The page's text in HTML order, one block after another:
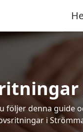
denna guide
i